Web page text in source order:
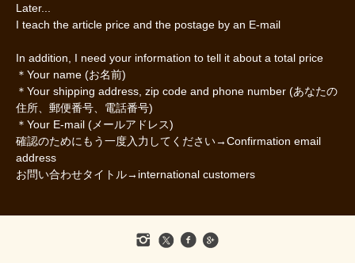
Later...
I teach the article price and the postage by an E-mail
In addition, I need your information to tell it about a total price
＊Your name (お名前)
＊Your shipping address, zip code and phone number (あなたの
住所、郵便番号、電話番号)
＊Your E-mail (メールアドレス)
確認のためにもう一度入力してください→Confirmation email
address
お問い合わせタイトル→international customers